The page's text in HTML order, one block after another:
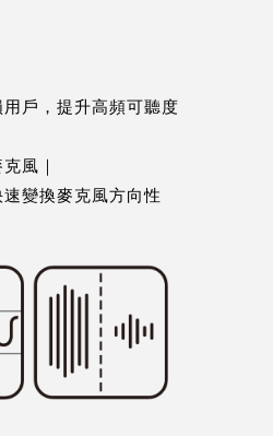
戶，提升高頻可聽度
風｜
變換麥克風方向性